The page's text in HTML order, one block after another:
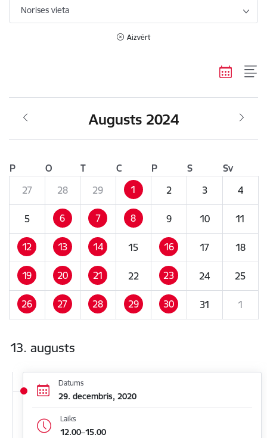
Norises vieta
Aizvērt
Augusts 2024
P O T C P S
Sv
27
28 29 1 2 3 4
5 6 7 8 9 10 11
12 13 14 15 16 17 18
19 20 21 22 23 24 25
26 27 28 29 30 31 1
13. augusts
Datums
29. decembris, 2020
Laiks
12.00–15.00